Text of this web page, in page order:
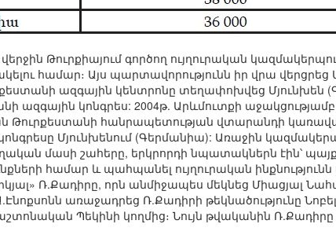
Թուրքիայում գործող ույղուրական
համար։ Այս պարտավորությունն իր վրա
ազգային կենտրոնը տեղափոխվեց
ազգային կոնգրես: 2004թ. Արևմուտքի
Թուրքեստանի հանրապետության վտարանդի
Մյունխենում (Գերմանիա): Առաջին
մասի շահերը, երկրորդի նպատակներն էին՝
համար և պահպանել ույղուրական
Ռ.Քադիրը, որն անմիջապես մեկնեց Միացյալ
առաջադրեց Ռ.Քադիրի թեկնածությունը
Պեկինի կողմից։ Նույն թվականին